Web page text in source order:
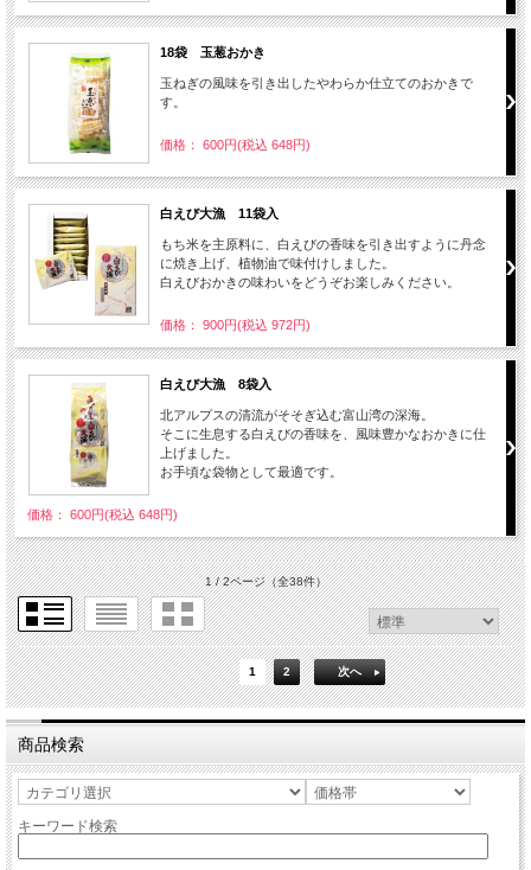
18袋 玉葱おかき
玉ねぎの風味を引き出したやわらか仕立てのおかきで
す。
価格： 600円(税込 648円)
白えび大漁 11袋入
もち米を主原料に、白えびの香味を引き出すように丹念
に焼き上げ、植物油で味付けしました。
白えびおかきの味わいをどうぞお楽しみください。
価格： 900円(税込 972円)
白えび大漁 8袋入
北アルプスの清流がそそぎ込む富山湾の深海。
そこに生息する白えびの香味を、風味豊かなおかきに仕
上げました。
お手頃な袋物として最適です。
価格： 600円(税込 648円)
1 / 2ページ（全38件）
1 2 次へ
商品検索
キーワード検索